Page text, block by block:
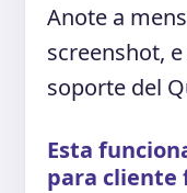
Anote a
screenshot,
soporte del
Esta
para cliente